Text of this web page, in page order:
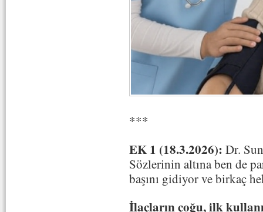
***
EK 1 (18.3.2026): Dr.
Sözlerinin altına ben de
başını gidiyor ve birkaç
İlaçların çoğu, ilk